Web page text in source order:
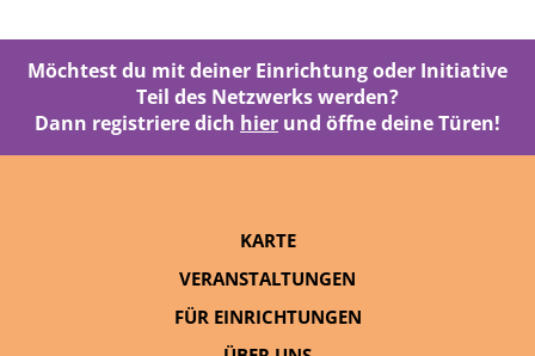
Möchtest du mit deiner Einrichtung oder Initiative
Teil des Netzwerks werden?
Dann registriere dich hier und öffne deine Türen!
KARTE
VERANSTALTUNGEN
FÜR EINRICHTUNGEN